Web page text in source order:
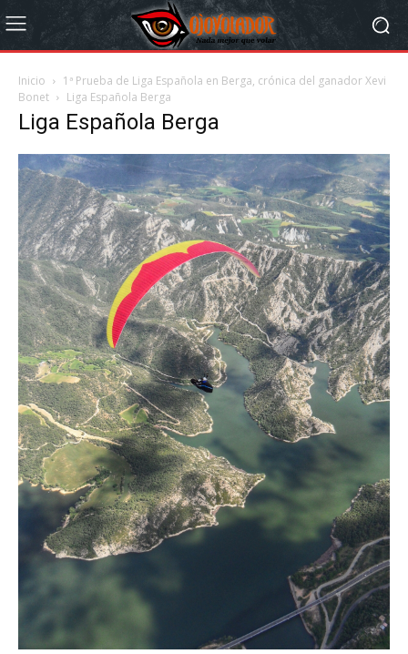
Inicio
1ª Prueba de Liga Española en Berga, crónica del ganador Xevi
Bonet
Liga Española Berga
Liga Española Berga